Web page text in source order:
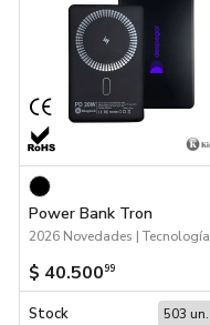
Power Bank Tron
2026 Novedades | Tecnología
$ 40.50099
Stock 503 un.